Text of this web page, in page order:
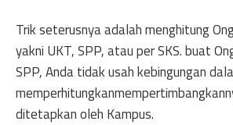
Trik seterusnya adalah menghitung
yakni UKT, SPP, atau per SKS. buat
SPP, Anda tidak usah kebingungan
ditetapkan oleh Kampus.